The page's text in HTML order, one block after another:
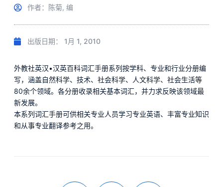
作者：陈菊, 编
出版日期： 1月 1, 2010
外教社英汉•汉英百科词汇手册系列按学科、专业和行业分册编
写，涵盖自然科学、技术、社会科学、人文科学、社会生活等
80余个领域。各分册收录相关基本词汇，并力求反映该领域最
新发展。
本系列词汇手册可供相关专业人员学习专业英语、丰富专业知识
和从事专业翻译参考之用。